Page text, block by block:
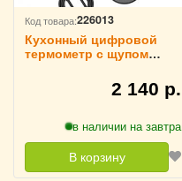
Код товара:226013
Кухонный цифровой
термометр с щупом
2 140 р.
в наличии на завтра
В корзину